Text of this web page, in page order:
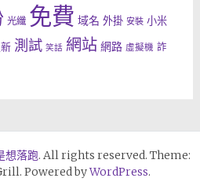
光纖 免費 域名 外掛 安裝 小米
測試 笑話 網站 網路 虛擬機 詐
想落跑. All rights reserved. Theme:
Powered byWordPress.